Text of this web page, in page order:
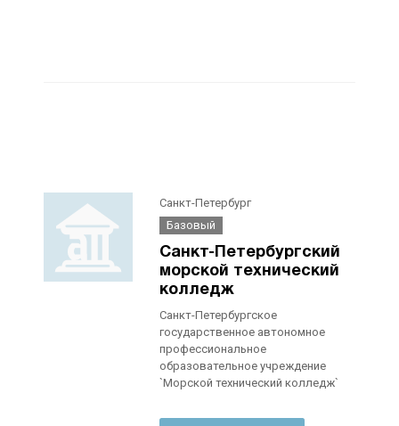
Санкт-Петербург
Базовый
Санкт-Петербургский
морской технический
колледж
Санкт-Петербургское
государственное автономное
профессиональное
образовательное учреждение
`Морской технический колледж`